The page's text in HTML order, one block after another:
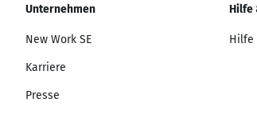
Unternehmen
New Work SE
Karriere
Presse
Hilfe
Hilfe